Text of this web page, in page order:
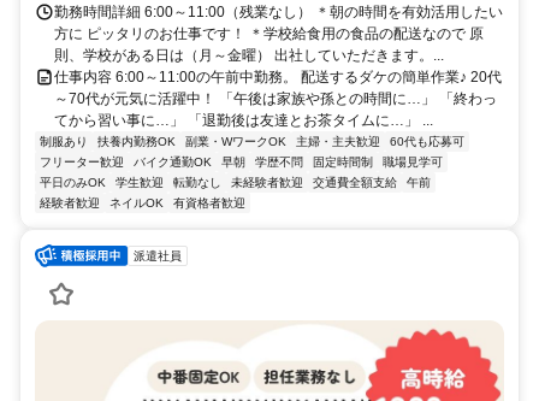
勤務時間詳細 6:00～11:00（残業なし） ＊朝の時間を有効活用したい
方に ピッタリのお仕事です！ ＊学校給食用の食品の配送なので 原
則、学校がある日は（月～金曜） 出社していただきます。...
仕事内容 6:00～11:00の午前中勤務。 配送するダケの簡単作業♪ 20代
～70代が元気に活躍中！ 「午後は家族や孫との時間に…」 「終わっ
てから習い事に…」 「退勤後は友達とお茶タイムに…」 ...
制服あり 扶養内勤務OK 副業・WワークOK 主婦・主夫歓迎
60代も応募可
フリーター歓迎
バイク通勤OK 早朝 学歴不問 固定時間制
職場見学可
平日のみOK
学生歓迎 転勤なし 未経験者歓迎 交通費全額支給
午前
経験者歓迎
ネイルOK 有資格者歓迎
派遣社員